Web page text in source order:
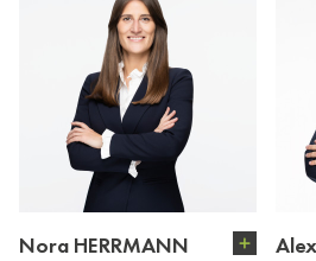
Nora HERRMANN